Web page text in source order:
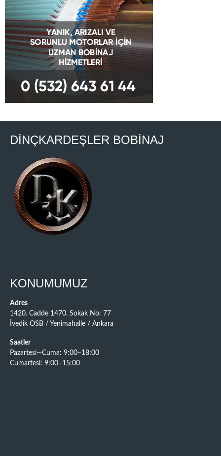
DİNÇKARDEŞLER BOBİNAJ
KONUMUMUZ
Adres
1420. Cadde 1470. Sokak No: 77
İvedik OSB / Yenimahalle / Ankara
Saatler
Pazartesi—Cuma: 9:00–18:00
Cumartesi: 9:00–15:00